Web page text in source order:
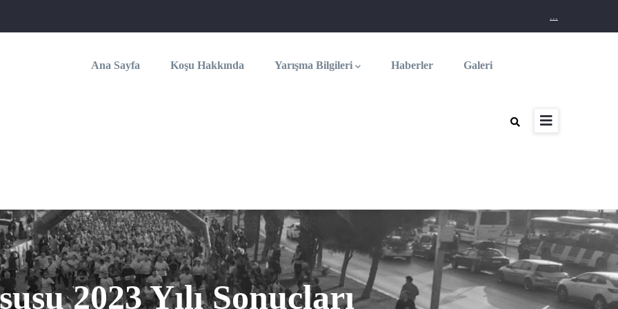
...
navigation
Ana Sayfa Koşu Hakkında Yarışma Bilgileri Haberler Galeri
2023 Yılı Sonuçları